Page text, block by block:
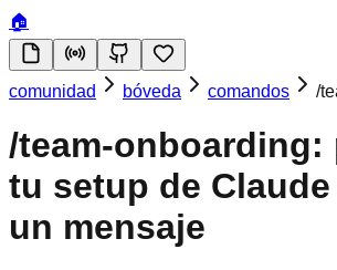
🏠
comunidad bóveda comandos /
/team-onboarding:
tu setup de Claude
un mensaje